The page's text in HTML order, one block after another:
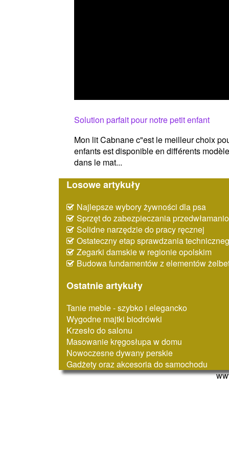
Solution parfait pour notre petit enfant
Mon lit Cabnane c"est le meilleur choix
enfants est disponible en différents
dans le mat...
Losowe artykuły
Najlepsze wybory żywności dla psa
Sprzęt do zabezpieczania
Solidne narzędzie do pracy ręcznej
Ostateczny etap sprawdzania
Zegarki damskie w regionie opolskim
Budowa fundamentów z elementów
Ostatnie artykuły
Tanie meble - szybko i elegancko
Wygodne majtki biodrówki
Krzesło do salonu
Masowanie kręgosłupa w domu
Nowoczesne dywany perskie
Gadżety oraz akcesoria do samochodu